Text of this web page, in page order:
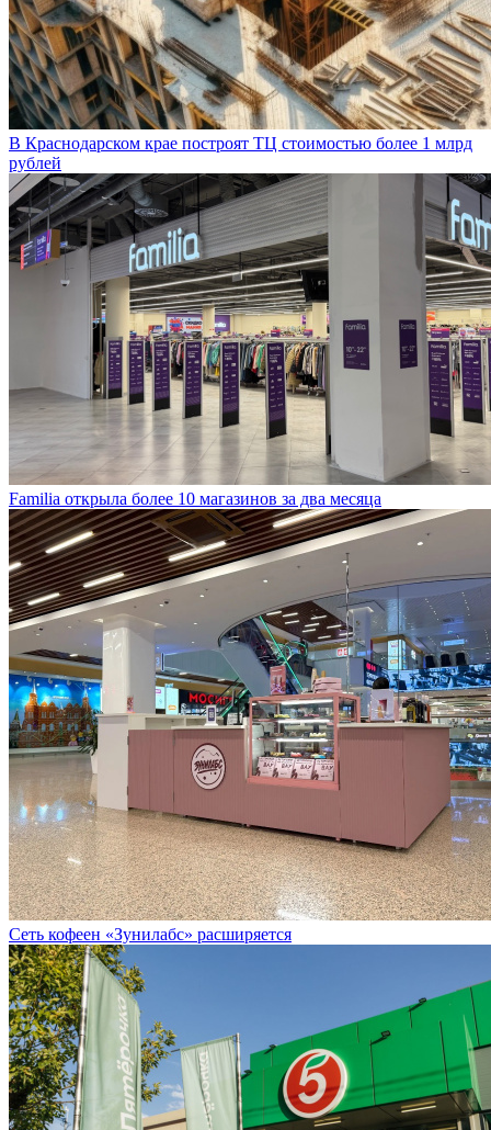
В Краснодарском крае построят ТЦ стоимостью более 1 млрд
рублей
Familia открыла более 10 магазинов за два месяца
Сеть кофеен «Зунилабс» расширяется